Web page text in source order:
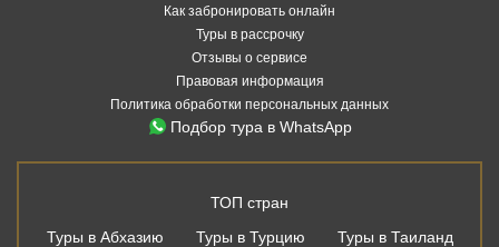
Как забронировать онлайн
Туры в рассрочку
Отзывы о сервисе
Правовая информация
Политика обработки персональных данных
Подбор тура в WhatsApp
ТОП стран
Туры в Абхазию
Туры в Турцию
Туры в Таиланд